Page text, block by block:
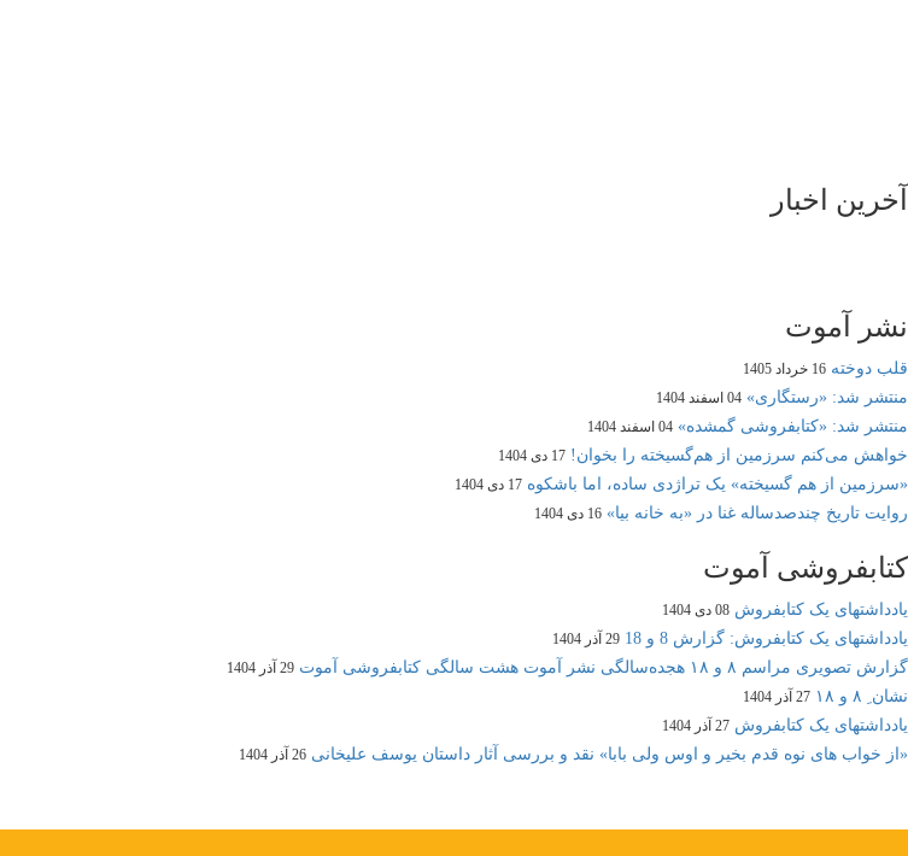
آخرین اخبار
نشر آموت
قلب دوخته 16 خرداد 1405
منتشر شد: «رستگاری» 04 اسفند 1404
منتشر شد: «کتابفروشی گمشده» 04 اسفند 1404
خواهش می‌کنم سرزمین از هم‌گسیخته را بخوان! 17 دی 1404
«سرزمین از هم گسیخته» یک تراژدی ساده، اما باشکوه 17 دی 1404
روایت تاریخ چندصدساله غنا در «به خانه بیا» 16 دی 1404
کتابفروشی آموت
یادداشتهای یک کتابفروش 08 دی 1404
یادداشتهای یک کتابفروش: گزارش 8 و 18 29 آذر 1404
گزارش تصویری مراسم ۸ و ۱۸ هجده‌سالگی نشر آموت هشت سالگی کتابفروشی آموت 29 آذر 1404
نشان ِ ۸ و ۱۸ 27 آذر 1404
یادداشتهای یک کتابفروش 27 آذر 1404
«از خواب های نوه قدم بخیر و اوس ولی بابا» نقد و بررسی آثار داستان یوسف علیخانی 26 آذر 1404